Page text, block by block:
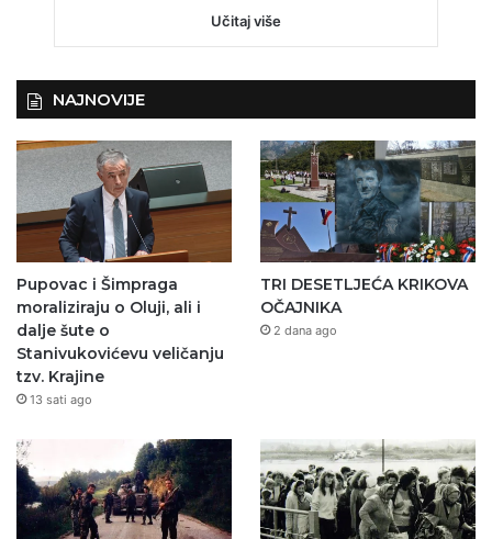
Učitaj više
NAJNOVIJE
Pupovac i Šimpraga
moraliziraju o Oluji, ali i
dalje šute o
Stanivukovićevu veličanju
tzv. Krajine
13 sati ago
TRI DESETLJEĆA KRIKOVA
OČAJNIKA
2 dana ago